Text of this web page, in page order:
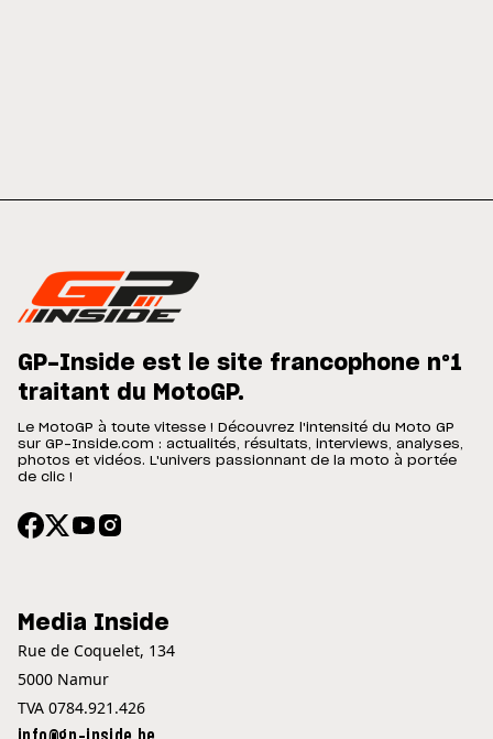
GP-Inside est le site francophone n°1
traitant du MotoGP.
Le MotoGP à toute vitesse ! Découvrez l'intensité du Moto GP
sur GP-Inside.com : actualités, résultats, interviews, analyses,
photos et vidéos. L'univers passionnant de la moto à portée
de clic !
Media Inside
Rue de Coquelet, 134
5000 Namur
TVA 0784.921.426